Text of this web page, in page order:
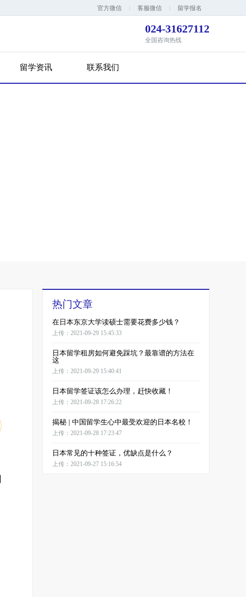
官方微信 客服微信 留学报名
024-31627112
全国咨询热线
留学资讯 联系我们
热门文章
在日本东京大学读硕士需要花费多少钱？
上传：2021-09-29 15:45:33
日本留学租房如何避免踩坑？最靠谱的方法在
这
上传：2021-09-29 15:40:41
日本留学签证该怎么办理，赶快收藏！
上传：2021-09-28 17:26:22
揭秘 | 中国留学生心中最受欢迎的日本名校！
上传：2021-09-28 17:23:47
日本常见的十种签证，优缺点是什么？
上传：2021-09-27 15:16:54